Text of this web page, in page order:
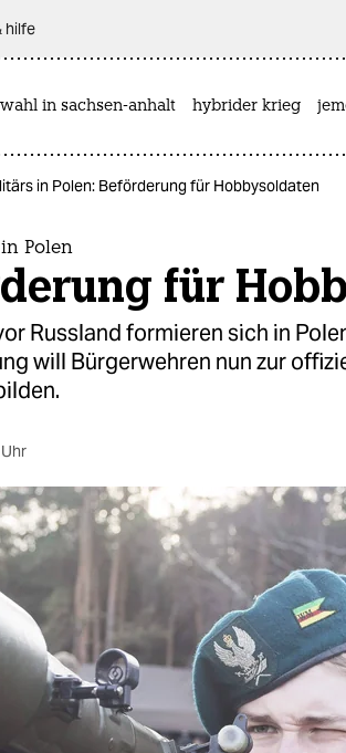
hilfe
in sachsen-anhalt hybrider krieg
in Polen: Beförderung für Hobbysoldaten
Polen
für
Russland formieren sich in
will Bürgerwehren nun zur